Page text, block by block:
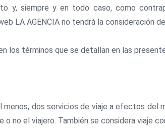
y, siempre y en todo caso, como
LA AGENCIA no tendrá la consideración de
los términos que se detallan en las
menos, dos servicios de viaje a efectos del
no el viajero. También se considera viaje